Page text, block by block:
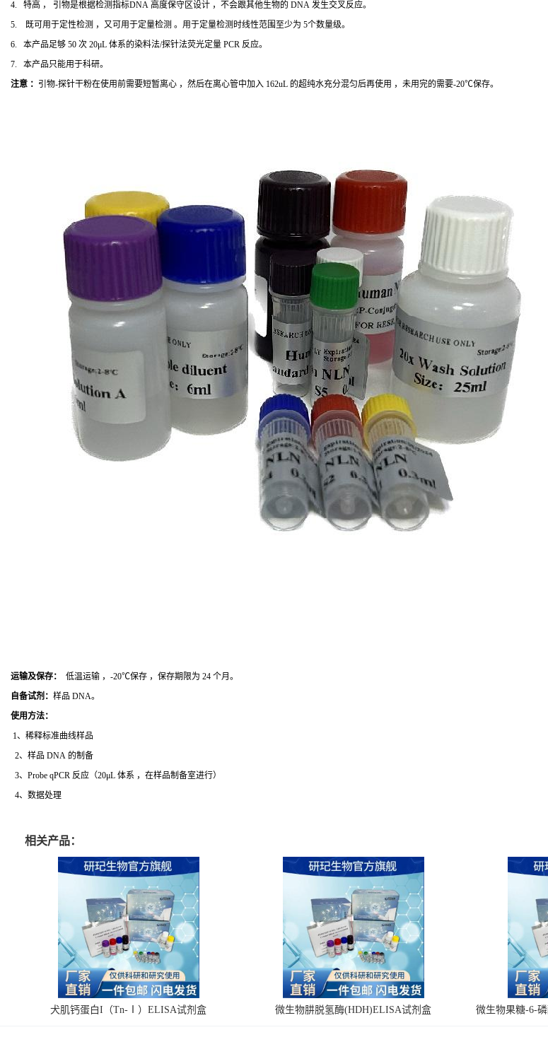
4. 特高 ， 引物是根据检测指标DNA 高度保守区设计 ，不会跟其他生物的 DNA 发生交叉反应。
5. 既可用于定性检测 ，又可用于定量检测 。用于定量检测时线性范围至少为 5个数量级。
6. 本产品足够 50 次 20μL 体系的染料法/探针法荧光定量 PCR 反应。
7. 本产品只能用于科研。
注意 ： 引物-探针干粉在使用前需要短暂离心 ，然后在离心管中加入 162uL 的超纯水充分混匀后再使用 ，未用完的需要-20℃保存。
运输及保存：
低温运输 ，-20℃保存 ，保存期限为 24 个月。
自备试剂： 样品 DNA。
使用方法：
1、稀释标准曲线样品
2、样品 DNA 的制备
3、Probe qPCR 反应（20μL 体系 ，在样品制备室进行）
4、数据处理
相关产品：
犬肌钙蛋白I（Tn-Ⅰ）ELISA试剂盒 微生物肼脱氢酶(HDH)ELISA试剂盒
微生物果糖-6-